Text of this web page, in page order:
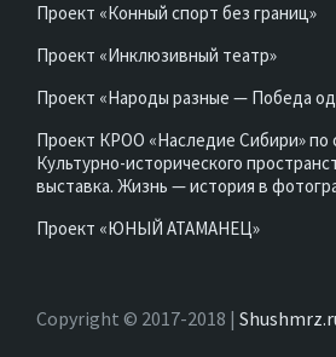
Проект «Конный спорт без границ»
Проект «Инклюзивный театр»
Проект «Народы разные — Победа
Проект КРОО «Наследие Сибири» по
Культурно-исторического
выставка. Жизнь — история в
Проект «ЮНЫЙ АТАМАНЕЦ»
Copyright © 2017-2018 |